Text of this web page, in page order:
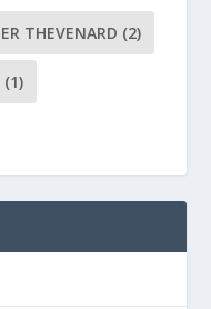
THEVENARD (2)
(1)